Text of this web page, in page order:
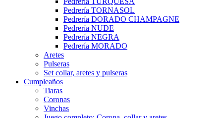
Pedrería TORNASOL
Pedrería DORADO CHAMPAGNE
Pedrería NUDE
Pedrería NEGRA
Pedrería MORADO
Aretes
Pulseras
Set collar, aretes y pulseras
Cumpleaños
Tiaras
Coronas
Vinchas